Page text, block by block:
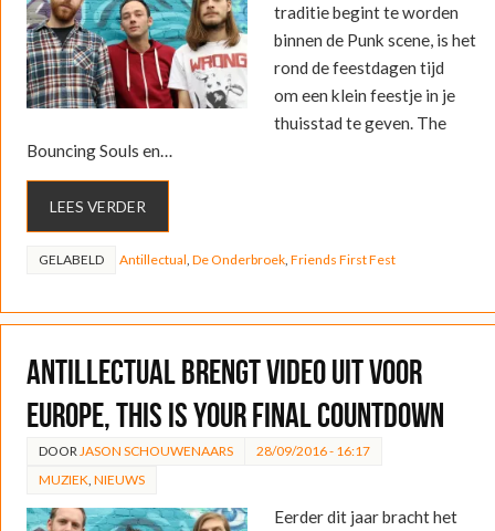
traditie begint te worden
binnen de Punk scene, is het
rond de feestdagen tijd
om een klein feestje in je
thuisstad te geven. The
Bouncing Souls en…
LEES VERDER
GELABELD Antillectual De Onderbroek, Friends First Fest
Antillectual brengt video uit voor
Europe, This Is Your Final Countdown
DOOR JASON SCHOUWENAARS
28/09/2016 - 16:17
MUZIEK NIEUWS
Eerder dit jaar bracht het